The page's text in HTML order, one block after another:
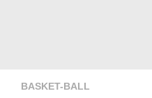
BASKET-BALL